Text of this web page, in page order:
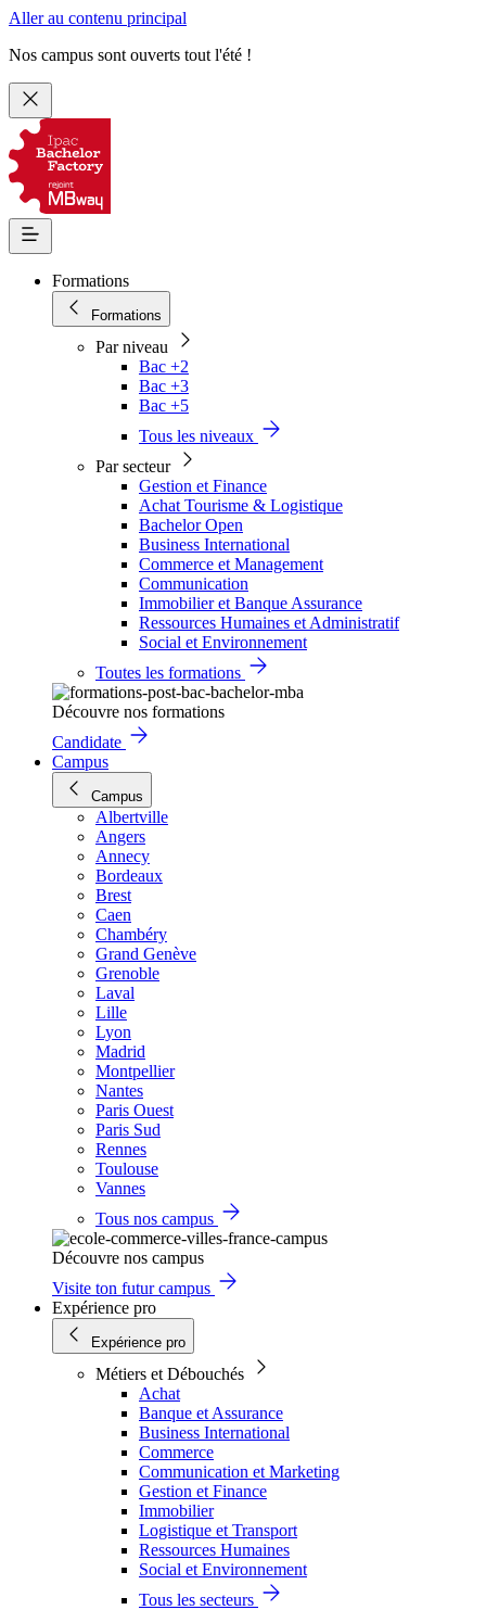
Aller au contenu principal
Nos campus sont ouverts tout l'été !
Formations
Formations
Par niveau
Bac +2
Bac +3
Bac +5
Tous les niveaux
Par secteur
Gestion et Finance
Achat Tourisme & Logistique
Bachelor Open
Business International
Commerce et Management
Communication
Immobilier et Banque Assurance
Ressources Humaines et Administratif
Social et Environnement
Toutes les formations
Découvre nos formations
Candidate
Campus
Campus
Albertville
Angers
Annecy
Bordeaux
Brest
Caen
Chambéry
Grand Genève
Grenoble
Laval
Lille
Lyon
Madrid
Montpellier
Nantes
Paris Ouest
Paris Sud
Rennes
Toulouse
Vannes
Tous nos campus
Découvre nos campus
Visite ton futur campus
Expérience pro
Expérience pro
Métiers et Débouchés
Achat
Banque et Assurance
Business International
Commerce
Communication et Marketing
Gestion et Finance
Immobilier
Logistique et Transport
Ressources Humaines
Social et Environnement
Tous les secteurs